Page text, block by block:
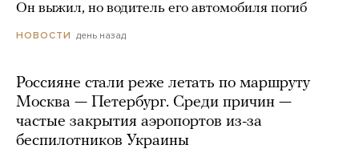
Он выжил, но водитель его автомобиля погиб
НОВОСТИ день назад
Россияне стали реже летать по маршруту
Москва — Петербург. Среди причин —
частые закрытия аэропортов из-за
беспилотников Украины